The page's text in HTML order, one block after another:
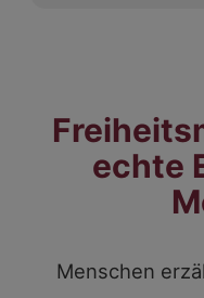
echte
Menschen